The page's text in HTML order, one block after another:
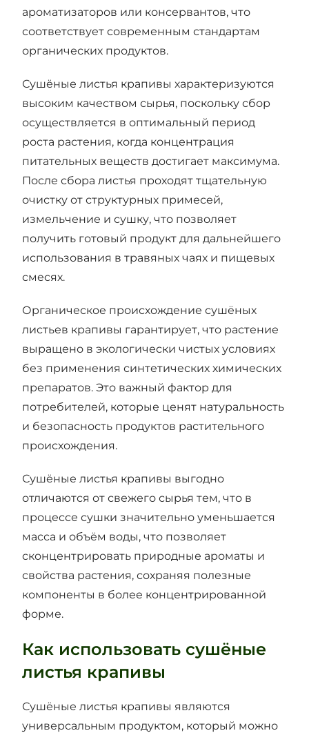
ароматизаторов или консервантов, что
соответствует современным стандартам
органических продуктов.
Сушёные листья крапивы характеризуются
высоким качеством сырья, поскольку сбор
осуществляется в оптимальный период
роста растения, когда концентрация
питательных веществ достигает максимума.
После сбора листья проходят тщательную
очистку от структурных примесей,
измельчение и сушку, что позволяет
получить готовый продукт для дальнейшего
использования в травяных чаях и пищевых
смесях.
Органическое происхождение сушёных
листьев крапивы гарантирует, что растение
выращено в экологически чистых условиях
без применения синтетических химических
препаратов. Это важный фактор для
потребителей, которые ценят натуральность
и безопасность продуктов растительного
происхождения.
Сушёные листья крапивы выгодно
отличаются от свежего сырья тем, что в
процессе сушки значительно уменьшается
масса и объём воды, что позволяет
сконцентрировать природные ароматы и
свойства растения, сохраняя полезные
компоненты в более концентрированной
форме.
Как использовать сушёные
листья крапивы
Сушёные листья крапивы являются
универсальным продуктом, который можно